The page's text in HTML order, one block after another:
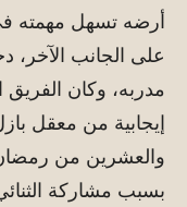
أرضه تسهل مهمته في
على الجانب الآخر،
مدربه، وكان
إيجابية من معقل
والعشرين من
بسبب مشاركة